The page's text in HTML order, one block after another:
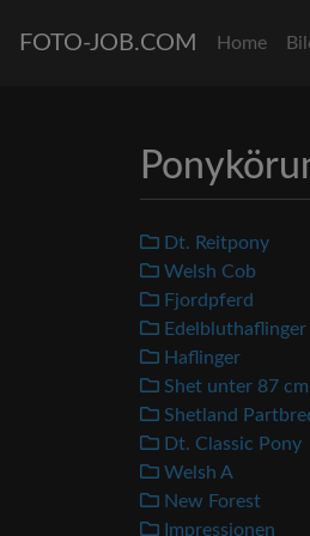
FOTO-JOB.COM Home
Dt. Reitpony
Welsh Cob
Fjordpferd
Edelbluthaflinger
Haflinger
Shet unter 87 cm
Shetland
Dt. Classic Pony
Welsh A
New Forest
Impressionen